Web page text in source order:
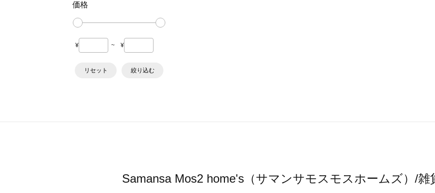
価格
¥ ~ ¥
リセット 絞り込む
Samansa Mos2 home's（サマンサモスモスホームズ）/